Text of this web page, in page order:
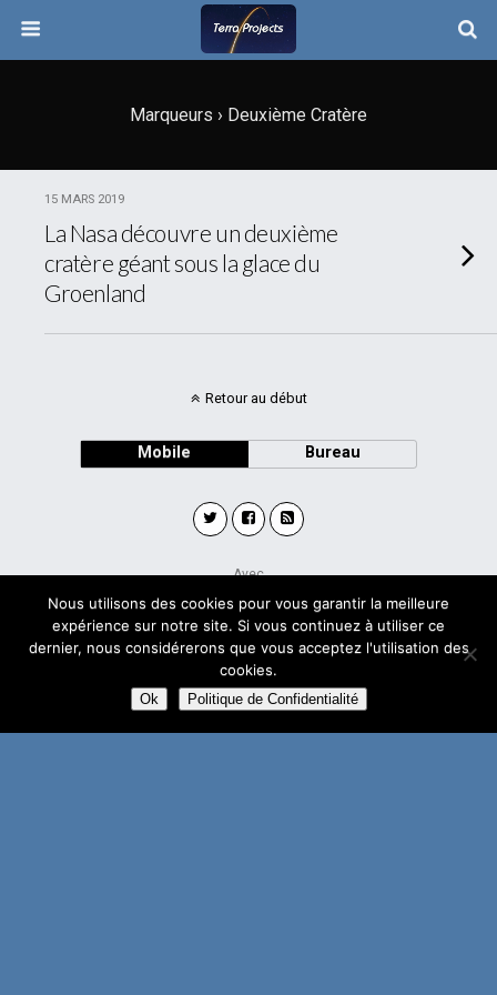
Marqueurs › Deuxième Cratère
15 MARS 2019
La Nasa découvre un deuxième
cratère géant sous la glace du
Groenland
Retour au début
Mobile Bureau
Avec
Nous utilisons des cookies pour vous garantir la meilleure
expérience sur notre site. Si vous continuez à utiliser ce
dernier, nous considérerons que vous acceptez l'utilisation des
cookies.
Ok Politique de Confidentialité